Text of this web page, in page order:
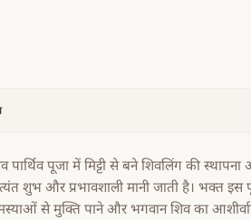
पार्थिव पूजा में मिट्टी से बने शिवलिंग की
शुभ और प्रभावशाली मानी जाती है। भक्त
से मुक्ति पाने और भगवान शिव का